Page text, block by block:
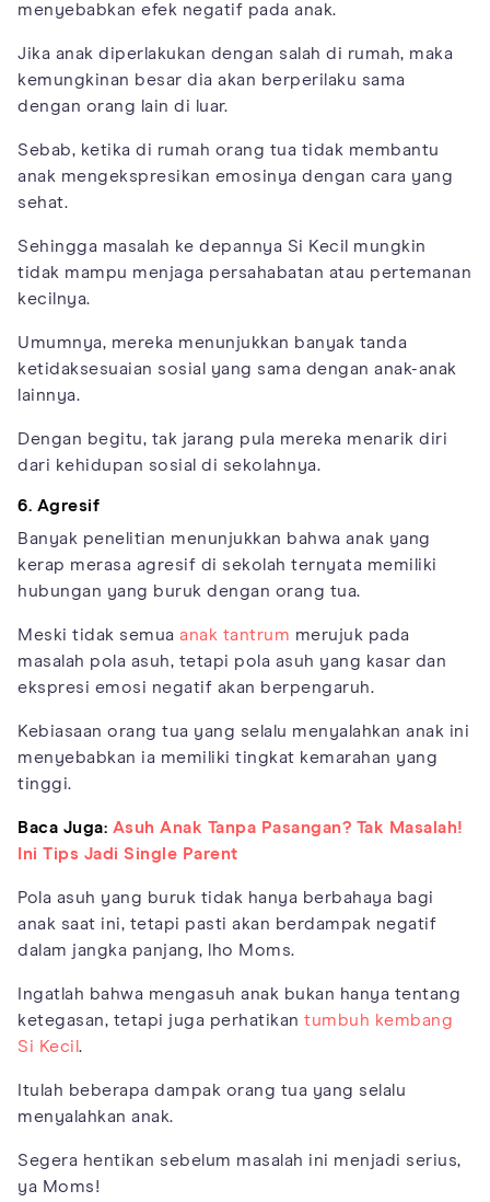
menyebabkan efek negatif pada anak.
Jika anak diperlakukan dengan salah di rumah, maka
kemungkinan besar dia akan berperilaku sama
dengan orang lain di luar.
Sebab, ketika di rumah orang tua tidak membantu
anak mengekspresikan emosinya dengan cara yang
sehat.
Sehingga masalah ke depannya Si Kecil mungkin
tidak mampu menjaga persahabatan atau pertemanan
kecilnya.
Umumnya, mereka menunjukkan banyak tanda
ketidaksesuaian sosial yang sama dengan anak-anak
lainnya.
Dengan begitu, tak jarang pula mereka menarik diri
dari kehidupan sosial di sekolahnya.
6. Agresif
Banyak penelitian menunjukkan bahwa anak yang
kerap merasa agresif di sekolah ternyata memiliki
hubungan yang buruk dengan orang tua.
Meski tidak semua anak tantrum merujuk pada
masalah pola asuh, tetapi pola asuh yang kasar dan
ekspresi emosi negatif akan berpengaruh.
Kebiasaan orang tua yang selalu menyalahkan anak ini
menyebabkan ia memiliki tingkat kemarahan yang
tinggi.
Baca Juga: Asuh Anak Tanpa Pasangan? Tak Masalah!
Ini Tips Jadi Single Parent
Pola asuh yang buruk tidak hanya berbahaya bagi
anak saat ini, tetapi pasti akan berdampak negatif
dalam jangka panjang, lho Moms.
Ingatlah bahwa mengasuh anak bukan hanya tentang
ketegasan, tetapi juga perhatikan tumbuh kembang
Si Kecil.
Itulah beberapa dampak orang tua yang selalu
menyalahkan anak.
Segera hentikan sebelum masalah ini menjadi serius,
ya Moms!